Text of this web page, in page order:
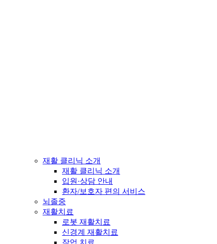
재활 클리닉 소개
재활 클리닉 소개
입원·상담 안내
환자/보호자 편의 서비스
뇌졸중
재활치료
로봇 재활치료
신경계 재활치료
작업 치료